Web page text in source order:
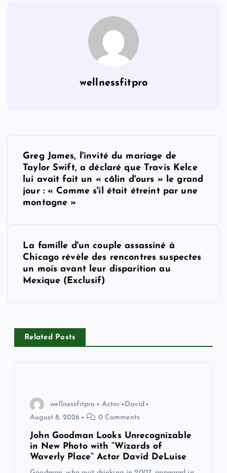
wellnessfitpro
g
Greg James, l'invité du mariage de
Taylor Swift, a déclaré que Travis Kelce
lui avait fait un « câlin d'ours » le grand
jour : « Comme s'il était étreint par une
montagne »
La famille d'un couple assassiné à
Chicago révèle des rencontres suspectes
un mois avant leur disparition au
Mexique (Exclusif)
Related Posts
wellnessfitpro Actor
David
August 8, 2026
0 Comments
John Goodman Looks Unrecognizable
in New Photo with “Wizards of
Waverly Place” Actor David DeLuise